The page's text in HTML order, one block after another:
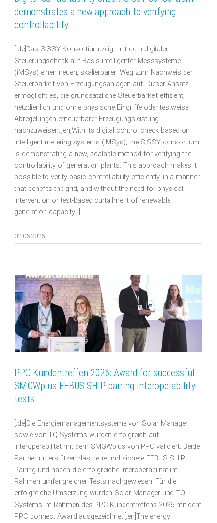
demonstrates a new approach to verifying
controllability
[:de]Das SISSY-Konsortium zeigt mit dem digitalen
Steuerungscheck auf Basis intelligenter Messsysteme
(iMSys) einen neuen, skalierbaren Weg zum Nachweis der
Steuerbarkeit von Erzeugungsanlagen auf. Dieser Ansatz
ermöglicht es, die grundsätzliche Steuerbarkeit effizient,
netzdienlich und ohne physische Eingriffe oder testweise
Abregelungen erneuerbarer Erzeugungsleistung
nachzuweisen.[:en]With its digital control check based on
intelligent metering systems (iMSys), the SISSY consortium
is demonstrating a new, scalable method for verifying the
controllability of generation plants. This approach makes it
possible to verify basic controllability efficiently, in a manner
that benefits the grid, and without the need for physical
intervention or test-based curtailment of renewable
generation capacity.[:]
02.06.2026
PPC Kundentreffen 2026: Award for successful
SMGWplus EEBUS SHIP pairing interoperability
tests
[:de]Die Energiemanagementsysteme von Solar Manager
sowie von TQ-Systems wurden erfolgreich auf
Interoperabilität mit dem SMGWplus von PPC validiert. Beide
Partner unterstützen das neue und sichere EEBUS SHIP
Pairing und haben die erfolgreiche Interoperabilität im
Rahmen umfangreicher Tests nachgewiesen. Für die
erfolgreiche Umsetzung wurden Solar Manager und TQ-
Systems im Rahmen des PPC Kundentreffens 2026 mit dem
PPC connect Award ausgezeichnet.[:en]The energy